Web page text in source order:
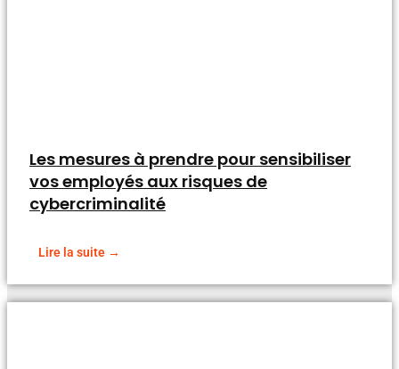
Les mesures à prendre pour sensibiliser
vos employés aux risques de
cybercriminalité
Lire la suite →